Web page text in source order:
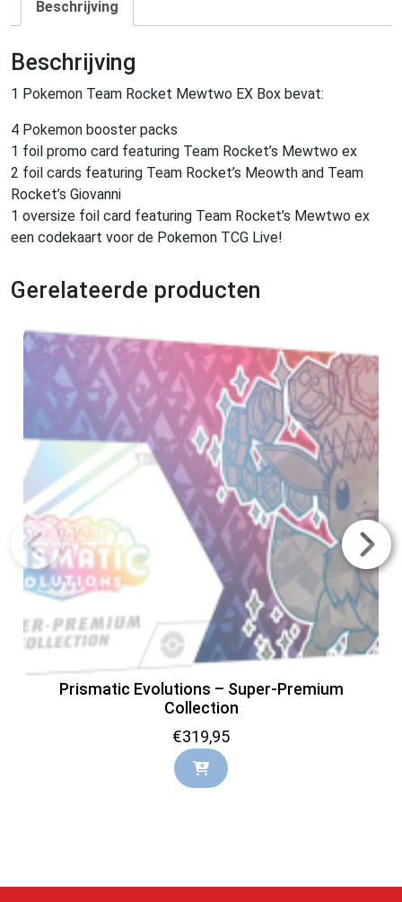
Beschrijving
Beschrijving
1 Pokemon Team Rocket Mewtwo EX Box bevat:
4 Pokemon booster packs
1 foil promo card featuring Team Rocket’s Mewtwo ex
2 foil cards featuring Team Rocket’s Meowth and Team
Rocket’s Giovanni
1 oversize foil card featuring Team Rocket’s Mewtwo ex
een codekaart voor de Pokemon TCG Live!
Gerelateerde producten
Prismatic Evolutions – Super-Premium
Collection
€319,95